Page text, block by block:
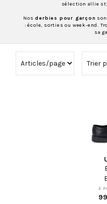
sélection allie
Nosderbies pour garçon
: école, sorties ou week-end.
sa
À